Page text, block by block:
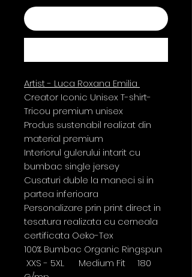
Artist - Luca Roxana Emilia
Creator Iconic Unisex T-shirt-
Tricou premium unisex
Produs sustenabil realizat din
material premium
Interiorul gulerului intarit cu
bumbac single jersey
Cusaturi duble la maneci si in
partea inferioara
Personalizare prin print direct in
tesatura realizata cu cerneala
certificata Oeko-Tex
100% Bumbac Organic Ringspun
XXS - 5XL Medium Fit 180